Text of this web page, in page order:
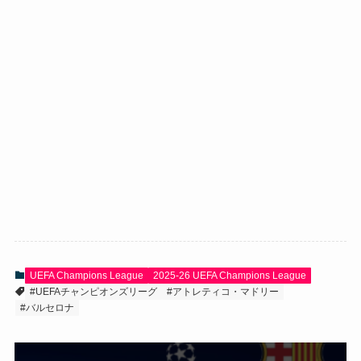
UEFA Champions League
2025-26 UEFA Champions League
#UEFAチャンピオンズリーグ
#アトレティコ・マドリー
#バルセロナ